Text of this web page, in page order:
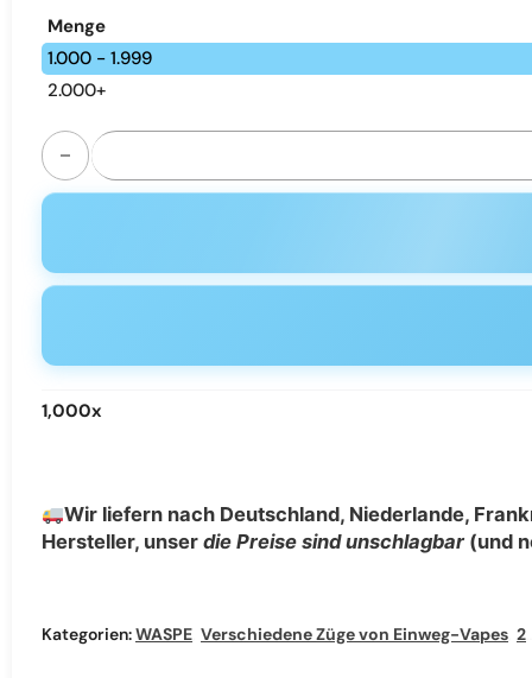
Menge
1.000 - 1.999
2.000+
WASPE 25K dual mesh disposable vape | 25ml
1,000x
Wir liefern nach Deutschland, Niederlande,
Hersteller, unser die Preise sind unschlagbar (und
Kategorien:WASPE Verschiedene Züge von Einweg-Vapes 25000 Puffs Einweg-Vape